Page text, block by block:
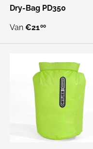
Dry-Bag PD350
Van €2100